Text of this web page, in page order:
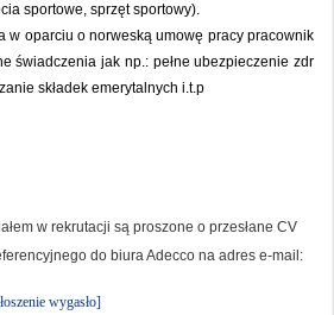
sportowe, sprzęt sportowy).
w oparciu o norweską umowę pracy pracownik
świadczenia jak np.: pełne ubezpieczenie zdr
składek emerytalnych i.t.p
w rekrutacji są proszone o przesłane CV
do biura Adecco na adres e-mail:
wygasło]